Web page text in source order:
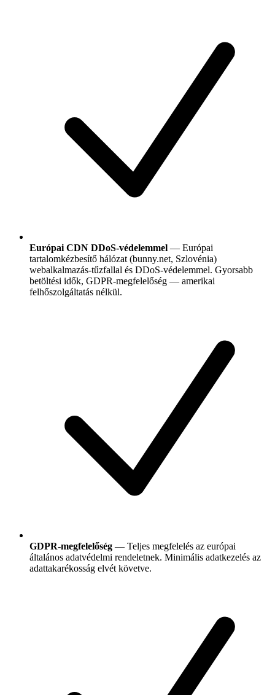
Európai CDN DDoS-védelemmel — Európai
tartalomkézbesítő hálózat (bunny.net, Szlovénia)
webalkalmazás-tűzfallal és DDoS-védelemmel. Gyorsabb
betöltési idők, GDPR-megfelelőség — amerikai
felhőszolgáltatás nélkül.
GDPR-megfelelőség — Teljes megfelelés az európai
általános adatvédelmi rendeletnek. Minimális adatkezelés az
adattakarékosság elvét követve.